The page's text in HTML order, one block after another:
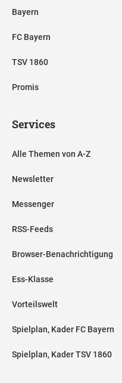
Bayern
FC Bayern
TSV 1860
Promis
Services
Alle Themen von A-Z
Newsletter
Messenger
RSS-Feeds
Browser-Benachrichtigung
Ess-Klasse
Vorteilswelt
Spielplan, Kader FC Bayern
Spielplan, Kader TSV 1860